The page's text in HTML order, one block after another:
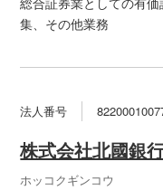
集、その他業務
法人番号
株式会社北國銀
ホッコクギンコウ